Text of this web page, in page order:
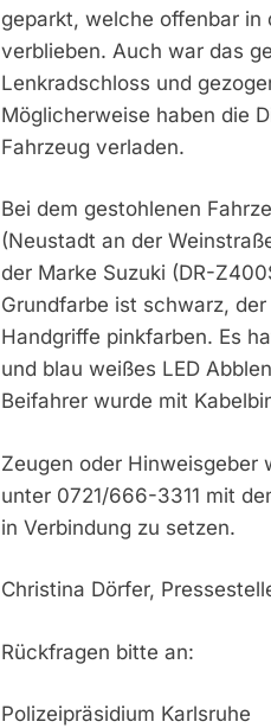
geparkt, welche offenbar in
verblieben. Auch war das
Lenkradschloss und
Möglicherweise haben die
Fahrzeug verladen.
Bei dem gestohlenen
(Neustadt an der
der Marke Suzuki (DR-
Grundfarbe ist schwarz,
Handgriffe pinkfarben. Es
und blau weißes LED
Beifahrer wurde mit
Zeugen oder Hinweisgeber
unter 0721/666-3311 mit
in Verbindung zu setzen.
Christina Dörfer,
Rückfragen bitte an:
Polizeipräsidium Karlsruhe